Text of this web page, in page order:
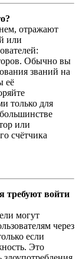
отражают
или
Обычно вы
званий на
её
только для
или
счётчика
требуют войти
могут
через
если
Это